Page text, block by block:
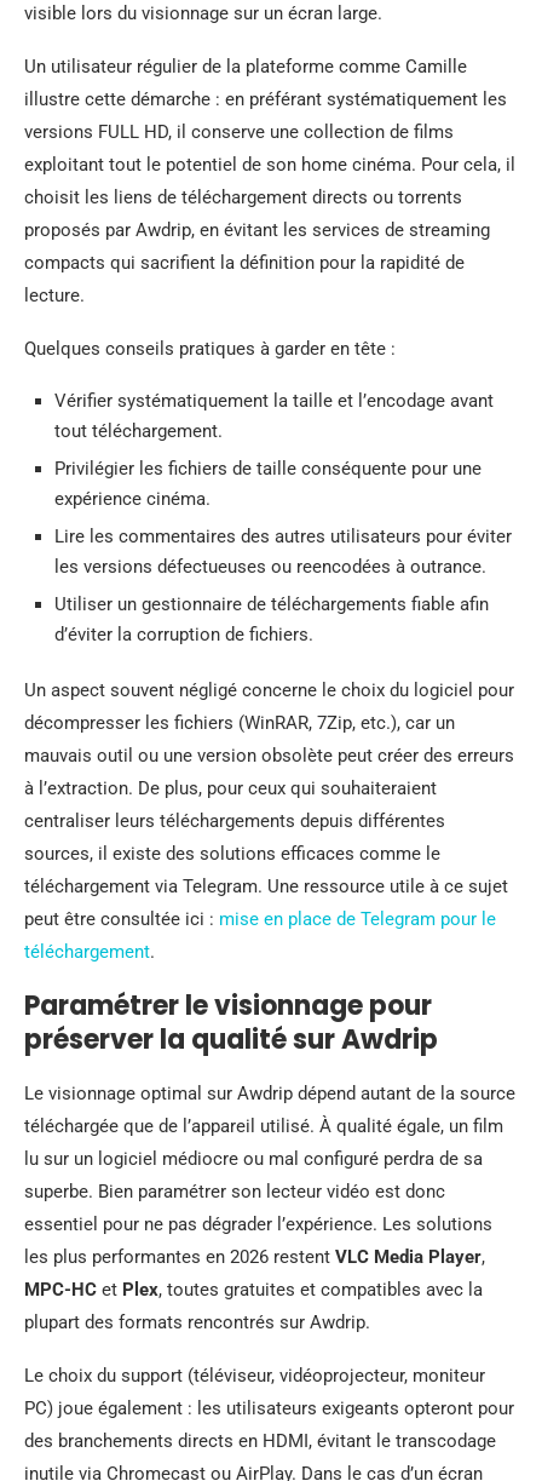
visible lors du visionnage sur un écran large.
Un utilisateur régulier de la plateforme comme Camille
illustre cette démarche : en préférant systématiquement les
versions FULL HD, il conserve une collection de films
exploitant tout le potentiel de son home cinéma. Pour cela, il
choisit les liens de téléchargement directs ou torrents
proposés par Awdrip, en évitant les services de streaming
compacts qui sacrifient la définition pour la rapidité de
lecture.
Quelques conseils pratiques à garder en tête :
Vérifier systématiquement la taille et l’encodage avant
tout téléchargement.
Privilégier les fichiers de taille conséquente pour une
expérience cinéma.
Lire les commentaires des autres utilisateurs pour éviter
les versions défectueuses ou reencodées à outrance.
Utiliser un gestionnaire de téléchargements fiable afin
d’éviter la corruption de fichiers.
Un aspect souvent négligé concerne le choix du logiciel pour
décompresser les fichiers (WinRAR, 7Zip, etc.), car un
mauvais outil ou une version obsolète peut créer des erreurs
à l’extraction. De plus, pour ceux qui souhaiteraient
centraliser leurs téléchargements depuis différentes
sources, il existe des solutions efficaces comme le
téléchargement via Telegram. Une ressource utile à ce sujet
peut être consultée ici : mise en place de Telegram pour le
téléchargement.
Paramétrer le visionnage pour
préserver la qualité sur Awdrip
Le visionnage optimal sur Awdrip dépend autant de la source
téléchargée que de l’appareil utilisé. À qualité égale, un film
lu sur un logiciel médiocre ou mal configuré perdra de sa
superbe. Bien paramétrer son lecteur vidéo est donc
essentiel pour ne pas dégrader l’expérience. Les solutions
les plus performantes en 2026 restent VLC Media Player,
MPC-HC et Plex, toutes gratuites et compatibles avec la
plupart des formats rencontrés sur Awdrip.
Le choix du support (téléviseur, vidéoprojecteur, moniteur
PC) joue également : les utilisateurs exigeants opteront pour
des branchements directs en HDMI, évitant le transcodage
inutile via Chromecast ou AirPlay. Dans le cas d’un écran